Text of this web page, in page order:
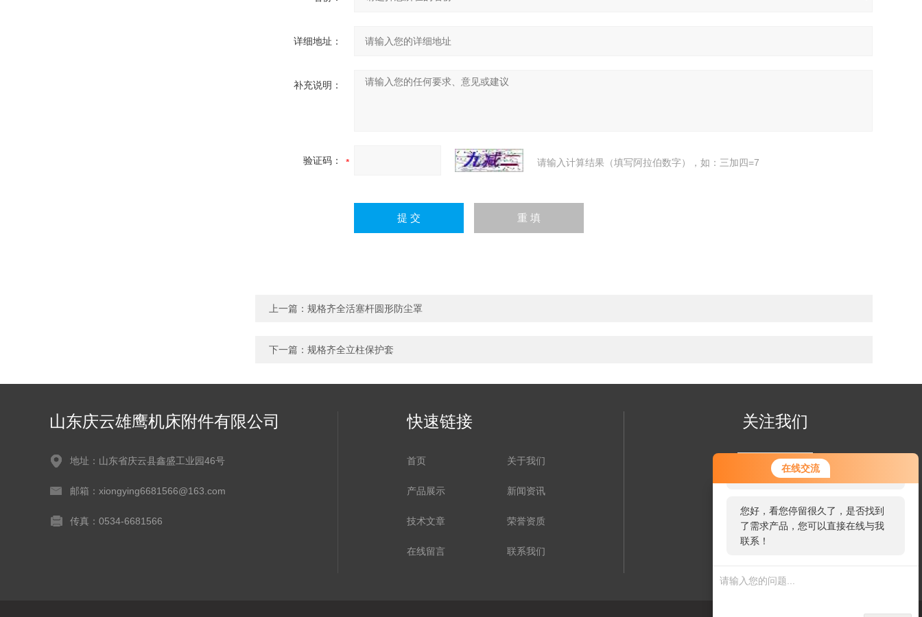
在线交流
您好！欢迎前来咨询，很高兴为您
服务，请问您要咨询什么问题呢？
您好，看您停留很久了，是否找到
了需求产品，您可以直接在线与我
联系！
详细地址：
补充说明：
验证码： 请输入计算结果（填写阿拉伯数字），如：三加四=7
上一篇： 规格齐全活塞杆圆形防尘罩
下一篇： 规格齐全立柱保护套
山东庆云雄鹰机床附件有限公司
地址：山东省庆云县鑫盛工业园46号
邮箱：xiongying6681566@163.com
传真：0534-6681566
快速链接
首页 关于我们
产品展示 新闻资讯
技术文章 荣誉资质
在线留言 联系我们
关注我们
欢迎您关注我们的微信公众号